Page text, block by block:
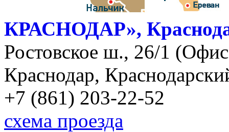
КРАСНОДАР»,
Ростовское ш., 26/1
Краснодар,
+7 (861) 203-22-52
схема проезда